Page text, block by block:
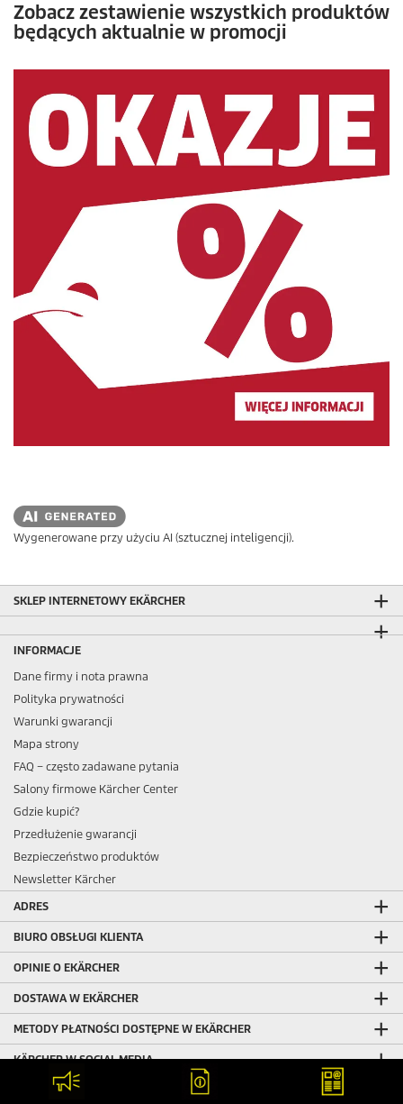
Zobacz zestawienie wszystkich produktów
będących aktualnie w promocji
Wygenerowane przy użyciu AI (sztucznej inteligencji).
SKLEP INTERNETOWY EKÄRCHER
INFORMACJE
Dane firmy i nota prawna
Polityka prywatności
Warunki gwarancji
Mapa strony
FAQ – często zadawane pytania
Salony firmowe Kärcher Center
Gdzie kupić?
Przedłużenie gwarancji
Bezpieczeństwo produktów
Newsletter Kärcher
ADRES
BIURO OBSŁUGI KLIENTA
OPINIE O EKÄRCHER
DOSTAWA W EKÄRCHER
METODY PŁATNOŚCI DOSTĘPNE W EKÄRCHER
KÄRCHER W SOCIAL MEDIA